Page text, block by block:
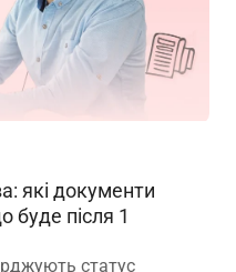
які документи
буде після 1
статус